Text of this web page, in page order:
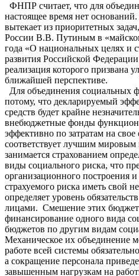
ФНПР считает, что для
настоящее время нет
вытекает из приоритетных
России В.В. Путиным в
года «О национальных целях и
развития Российской
реализация которого призвана
ближайшей перспективе.
Для объединения социальных
потому, что декларируемый
средств будет крайне
внебюджетные фонды
эффективно по затратам на
соответствует лучшим
занимается страхованием
виды социального риска, что
организационного построения
страхуемого риска иметь свой
определяет уровень
лицами. Смешение этих
финансирование одного вида
бюджетов по другим видам
Механическое их объединение
работе всей системы
а сокращение персонала
завышенным нагрузкам на